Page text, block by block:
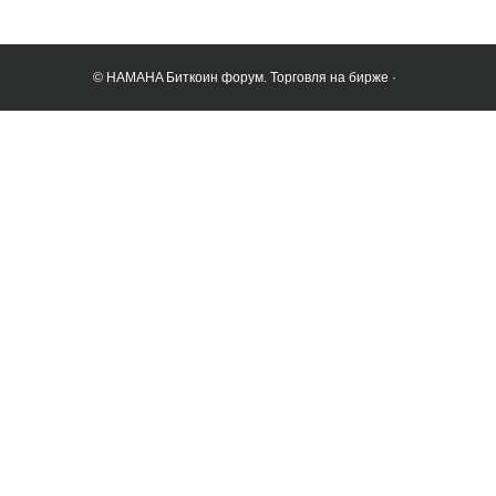
© HAMAHA Биткоин форум. Торговля на бирже ·